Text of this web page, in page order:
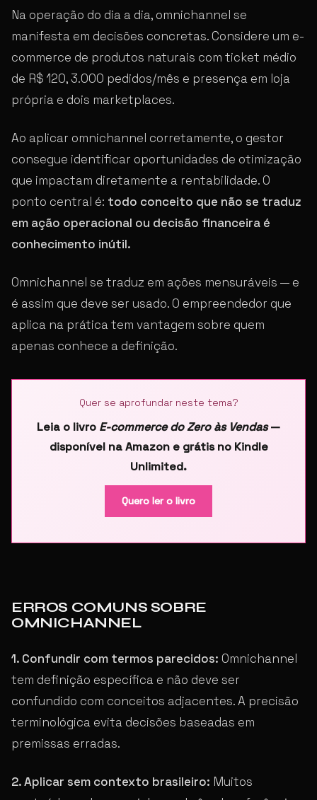
Na operação do dia a dia, omnichannel se
manifesta em decisões concretas. Considere um e-
commerce de produtos naturais com ticket médio
de R$ 120, 3.000 pedidos/mês e presença em loja
própria e dois marketplaces.
Ao aplicar omnichannel corretamente, o gestor
consegue identificar oportunidades de otimização
que impactam diretamente a rentabilidade. O
ponto central é: todo conceito que não se traduz
em ação operacional ou decisão financeira é
conhecimento inútil.
Omnichannel se traduz em ações mensuráveis — e
é assim que deve ser usado. O empreendedor que
aplica na prática tem vantagem sobre quem
apenas conhece a definição.
Quer se aprofundar neste tema?
Leia o livro E-commerce do Zero às Vendas—
disponível na Amazon e grátis no Kindle
Unlimited.
Quero ler o livro
ERROS COMUNS SOBRE
OMNICHANNEL
1. Confundir com termos parecidos: Omnichannel
tem definição específica e não deve ser
confundido com conceitos adjacentes. A precisão
terminológica evita decisões baseadas em
premissas erradas.
2. Aplicar sem contexto brasileiro: Muitos